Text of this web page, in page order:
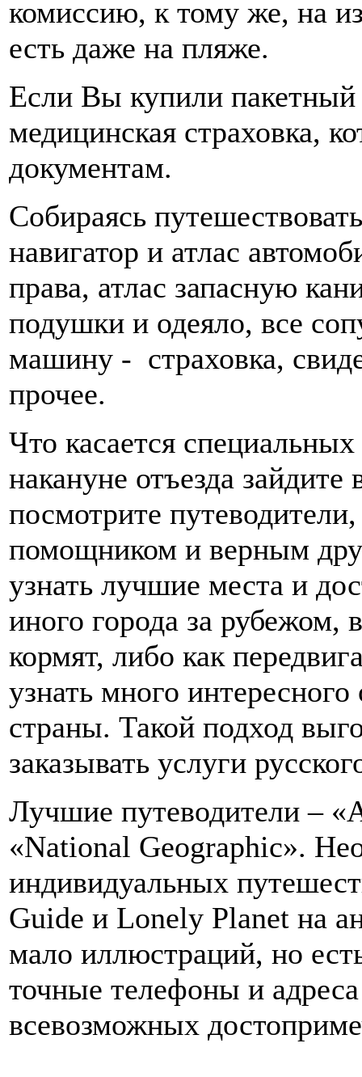
комиссию, к тому же, на
есть даже на пляже.
Если Вы купили пакетный
медицинская страховка,
документам.
Собираясь
навигатор и атлас
права, атлас запасную
подушки и одеяло, все
машину - страховка,
прочее.
Что касается
накануне отъезда
посмотрите
помощником и верным
узнать лучшие места и
иного города за рубежом,
кормят, либо как
узнать много
страны. Такой подход
заказывать услуги
Лучшие путеводители –
«National Geographic».
индивидуальных
Guide и Lonely Planet на
мало иллюстраций, но
точные телефоны и
всевозможных